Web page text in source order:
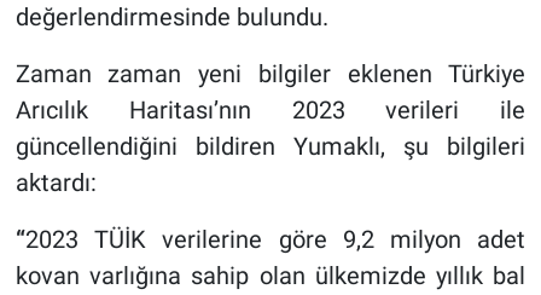
değerlendirmesinde bulundu.
Zaman zaman yeni bilgiler eklenen Türkiye
Arıcılık Haritası’nın 2023 verileri ile
güncellendiğini bildiren Yumaklı, şu bilgileri
aktardı:
“2023 TÜİK verilerine göre 9,2 milyon adet
kovan varlığına sahip olan ülkemizde yıllık bal